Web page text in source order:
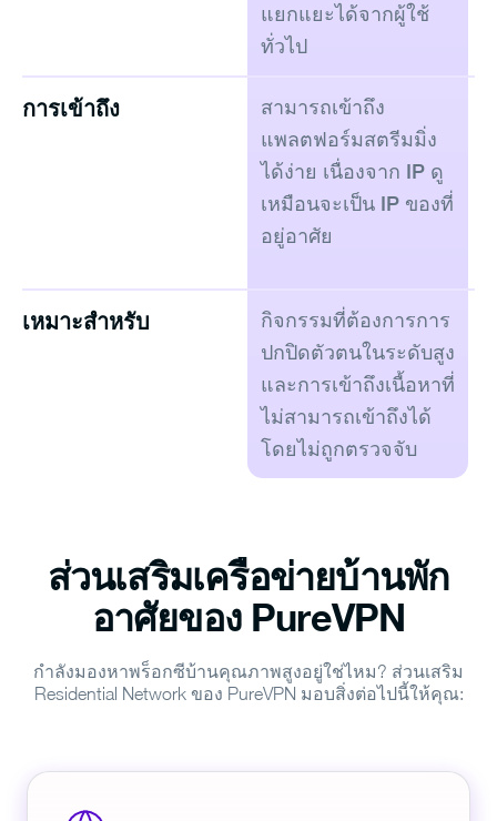
แยกแยะได้จากผู้ใช้
ทั่วไป
การเข้าถึง
สามารถเข้าถึง
แพลตฟอร์มสตรีมมิ่ง
ได้ง่าย เนื่องจาก IP ดู
เหมือนจะเป็น IP ของที่
อยู่อาศัย
เหมาะสำหรับ
กิจกรรมที่ต้องการการ
ปกปิดตัวตนในระดับสูง
และการเข้าถึงเนื้อหาที่
ไม่สามารถเข้าถึงได้
โดยไม่ถูกตรวจจับ
ส่วนเสริมเครือข่ายบ้านพัก
อาศัยของ PureVPN
กำลังมองหาพร็อกซีบ้านคุณภาพสูงอยู่ใช่ไหม? ส่วนเสริม
Residential Network ของ PureVPN มอบสิ่งต่อไปนี้ให้คุณ: